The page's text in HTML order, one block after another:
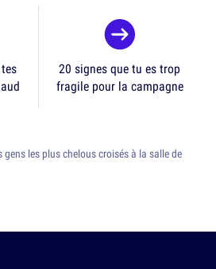
20 signes que tu es trop
fragile pour la campagne
gens les plus chelous croisés à la salle de